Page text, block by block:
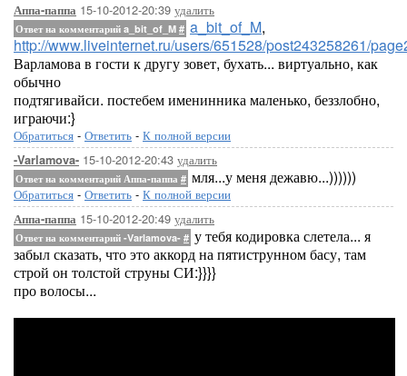
Аппа-паппа 15-10-2012-20:39 удалить
Ответ на комментарий a_bit_of_M # a_bit_of_M,
http://www.liveinternet.ru/users/651528/post243258261/
Варламова в гости к другу зовет, бухать... виртуально, как
обычно
подтягивайси. постебем именинника маленько, беззлобно,
играючи:}
Обратиться - Ответить - К полной версии
-Varlamova- 15-10-2012-20:43 удалить
Ответ на комментарий Аппа-паппа # мля...у меня дежавю...))))))
Обратиться - Ответить - К полной версии
Аппа-паппа 15-10-2012-20:49 удалить
Ответ на комментарий -Varlamova- # у тебя кодировка слетела... я
забыл сказать, что это аккорд на пятиструнном басу, там
строй он толстой струны СИ:}}}}
про волосы...